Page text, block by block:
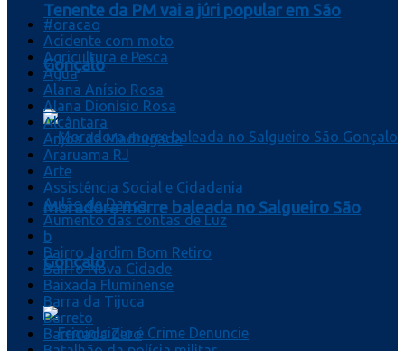
Tenente da PM vai a júri popular em São
Gonçalo
Moradora morre baleada no Salgueiro São
Gonçalo
#oracao
Acidente com moto
Agricultura e Pesca
Água
Alana Anísio Rosa
Alana Dionísio Rosa
Alcântara
Anjos da Madrugada
Araruama RJ
Arte
Assistência Social e Cidadania
Aulão de Dança
Aumento das contas de Luz
b
Bairro Jardim Bom Retiro
Bairro Nova Cidade
Baixada Fluminense
Barra da Tijuca
Barreto
Barricada Zero